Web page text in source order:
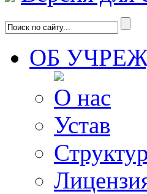
ОБ
О нас
Устав